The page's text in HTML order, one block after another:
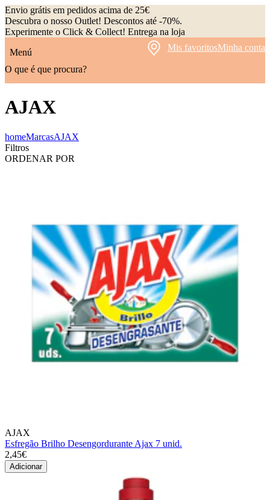
Envio grátis em pedidos acima de 25€
Descubra o nosso Outlet! Descontos até -70%.
Experimente o Click & Collect! Entrega na loja
Menú
Mis favoritosMinha conta
O que é que procura?
AJAX
homeMarcasAJAX
Filtros
ORDENAR POR
AJAX
Esfregão Brilho Desengordurante Ajax 7 unid.
2,45€
Adicionar